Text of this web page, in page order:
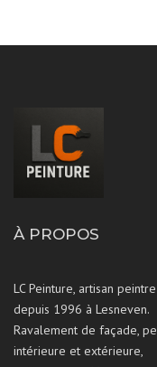
À PROPOS
LC Peinture, artisan peintre
depuis 1996 à Lesneven.
Ravalement de façade,
intérieure et extérieure,